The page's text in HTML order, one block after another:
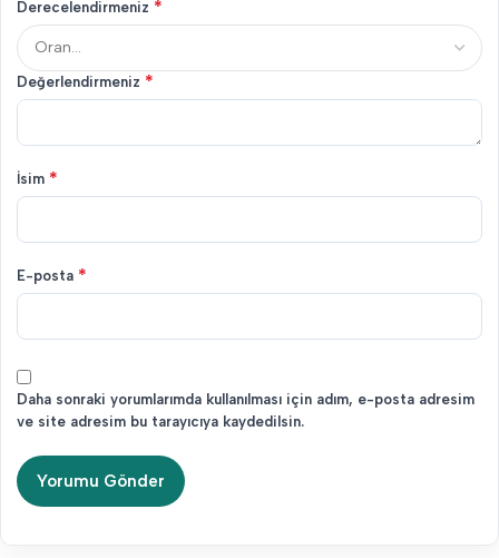
Derecelendirmeniz *
Değerlendirmeniz *
İsim *
E-posta *
Daha sonraki yorumlarımda kullanılması için adım, e-posta adresim
ve site adresim bu tarayıcıya kaydedilsin.